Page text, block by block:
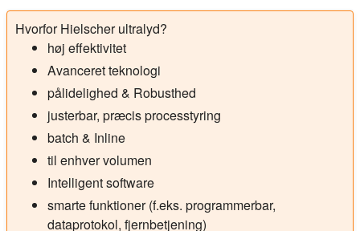
Hvorfor Hielscher ultralyd?
høj effektivitet
Avanceret teknologi
pålidelighed & Robusthed
justerbar, præcis processtyring
batch & Inline
til enhver volumen
Intelligent software
smarte funktioner (f.eks. programmerbar,
dataprotokol, fjernbetjening)